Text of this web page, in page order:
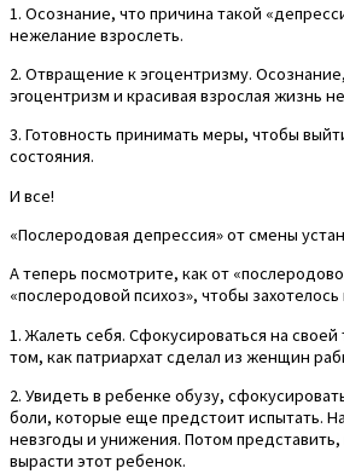
1. Осознание, что причина такой
нежелание взрослеть.
2. Отвращение к эгоцентризму.
эгоцентризм и красивая взрослая жизнь
3. Готовность принимать меры, чтобы
состояния.
И все!
«Послеродовая депрессия» от смены
А теперь посмотрите, как от
«послеродовой психоз», чтобы
1. Жалеть себя. Сфокусироваться на
том, как патриархат сделал из женщин
2. Увидеть в ребенке обузу,
боли, которые еще предстоит испытать.
невзгоды и унижения. Потом
вырасти этот ребенок.